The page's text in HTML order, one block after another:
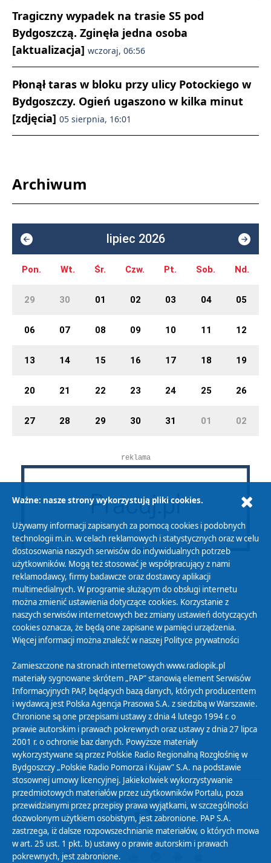
Tragiczny wypadek na trasie S5 pod
Bydgoszczą. Zginęła jedna osoba
[aktualizacja] wczoraj, 06:56
Płonął taras w bloku przy ulicy Potockiego w
Bydgoszczy. Ogień ugaszono w kilka minut
[zdjęcia] 05 sierpnia, 16:01
Archiwum
lipiec 2026
Pon. Wt. Śr. Czw. Pt. Sob. Nd.
29 30 01 02 03 04 05
06 07 08 09 10 11 12
13 14 15 16 17 18 19
20 21 22 23 24 25 26
27 28 29 30 31 01 02
reklama
Polityka Prywatności
Zasady korzystania z Serwisu
Organizacje Pożytku Publicznego
Cyfryzacja DAB+
Polityka ochrony danych osobowych
Abonament
Zamówienia publiczne
Biuletyn Informacji Publicznej
Ważne: nasze strony wykorzystują pliki cookies.
Używamy informacji zapisanych za pomocą cookies i podobnych
technologii m.in. w celach reklamowych i statystycznych oraz w celu
dostosowania naszych serwisów do indywidualnych potrzeb
użytkowników. Mogą też stosować je współpracujący z nami
reklamodawcy, firmy badawcze oraz dostawcy aplikacji
multimedialnych. W programie służącym do obsługi internetu
można zmienić ustawienia dotyczące cookies. Korzystanie z
naszych serwisów internetowych bez zmiany ustawień dotyczących
cookies oznacza, że będą one zapisane w pamięci urządzenia.
Więcej informacji można znaleźć w naszej Polityce prywatności
Zamieszczone na stronach internetowych www.radiopik.pl
materiały sygnowane skrótem „PAP” stanowią element Serwisów
Informacyjnych PAP, będących bazą danych, których producentem
i wydawcą jest Polska Agencja Prasowa S.A. z siedzibą w Warszawie.
Chronione są one przepisami ustawy z dnia 4 lutego 1994 r. o
prawie autorskim i prawach pokrewnych oraz ustawy z dnia 27 lipca
2001 r. o ochronie baz danych. Powyższe materiały
wykorzystywane są przez Polskie Radio Regionalną Rozgłośnię w
Bydgoszczy „Polskie Radio Pomorza i Kujaw” S.A. na podstawie
stosownej umowy licencyjnej. Jakiekolwiek wykorzystywanie
przedmiotowych materiałów przez użytkowników Portalu, poza
przewidzianymi przez przepisy prawa wyjątkami, w szczególności
dozwolonym użytkiem osobistym, jest zabronione. PAP S.A.
zastrzega, iż dalsze rozpowszechnianie materiałów, o których mowa
w art. 25 ust. 1 pkt. b) ustawy o prawie autorskim i prawach
pokrewnych, jest zabronione.